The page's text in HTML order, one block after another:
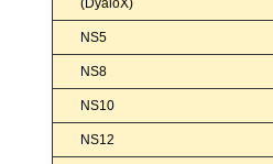
(DyaloX)
NS5
NS8
NS10
NS12